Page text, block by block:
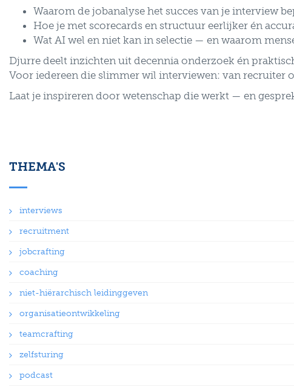
Waarom de jobanalyse het succes van je interview
Hoe je met scorecards en structuur eerlijker én
Wat AI wel en niet kan in selectie — en waarom
Djurre deelt inzichten uit decennia onderzoek én
Voor iedereen die slimmer wil interviewen: van recruiter
Laat je inspireren door wetenschap die werkt — en
THEMA'S
interviews
recruitment
jobcrafting
coaching
niet-hiërarchisch leidinggeven
organisatieontwikkeling
teamcrafting
zelfsturing
podcast